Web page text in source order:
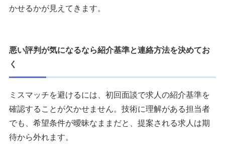
かせるかが見えてきます。
悪い評判が気になるなら紹介基準と連絡方法を決めてお
く
ミスマッチを避けるには、初回面談で求人の紹介基準を
確認することが欠かせません。技術に理解がある担当者
でも、希望条件が曖昧なままだと、提案される求人は期
待から外れます。